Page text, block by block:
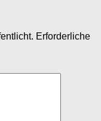
Erforderliche